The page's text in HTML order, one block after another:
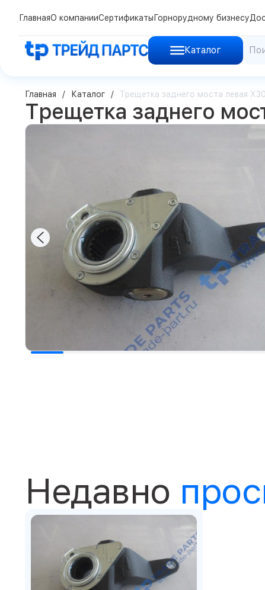
Каталог
ГлавнаяО компанииСертификаты Горнорудному бизнесу
Главная Каталог Трещетка заднего моста левая
Трещетка заднего
Недавно